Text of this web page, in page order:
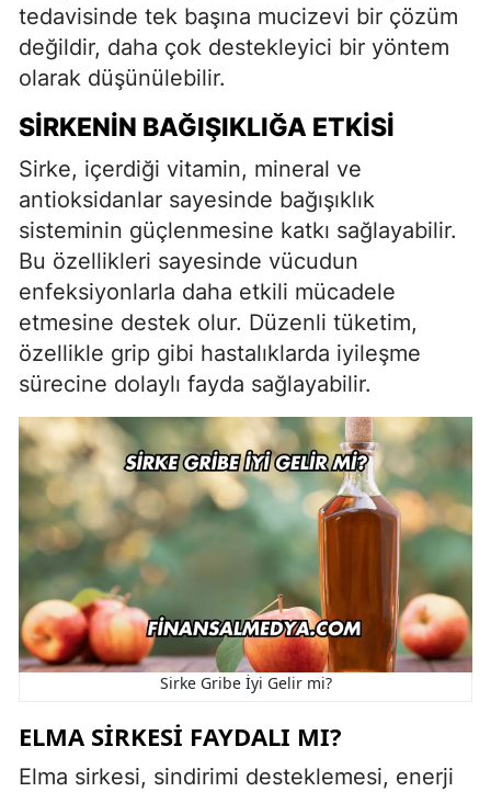
tedavisinde tek başına mucizevi bir çözüm
değildir, daha çok destekleyici bir yöntem
olarak düşünülebilir.
SIRKENIN BAĞIŞIKLIĞA ETKISI
Sirke, içerdiği vitamin, mineral ve
antioksidanlar sayesinde bağışıklık
sisteminin güçlenmesine katkı sağlayabilir.
Bu özellikleri sayesinde vücudun
enfeksiyonlarla daha etkili mücadele
etmesine destek olur. Düzenli tüketim,
özellikle grip gibi hastalıklarda iyileşme
sürecine dolaylı fayda sağlayabilir.
Sirke Gribe İyi Gelir mi?
ELMA SIRKESI FAYDALI MI?
Elma sirkesi, sindirimi desteklemesi, enerji